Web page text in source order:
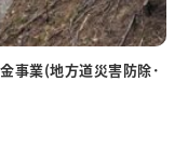
事業(地方道災害防除･